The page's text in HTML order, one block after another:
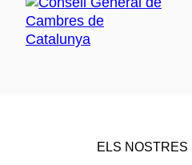
ELS NOSTRES